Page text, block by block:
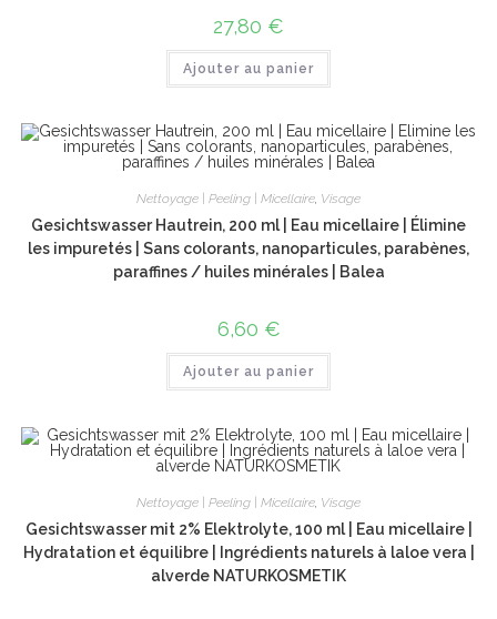
27,80 €
Ajouter au panier
Nettoyage | Peeling | Micellaire, Visage
Gesichtswasser Hautrein, 200 ml | Eau micellaire | Élimine
les impuretés | Sans colorants, nanoparticules, parabènes,
paraffines / huiles minérales | Balea
6,60 €
Ajouter au panier
Nettoyage | Peeling | Micellaire Visage
Gesichtswasser mit 2% Elektrolyte, 100 ml | Eau micellaire |
Hydratation et équilibre | Ingrédients naturels à laloe vera |
alverde NATURKOSMETIK